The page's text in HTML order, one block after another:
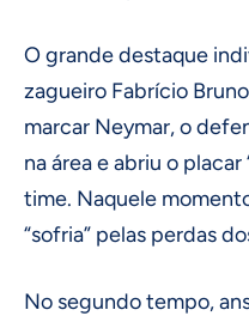
O grande destaque
zagueiro Fabrício
marcar Neymar, o
na área e abriu o
time. Naquele
“sofria” pelas perdas
No segundo tempo,